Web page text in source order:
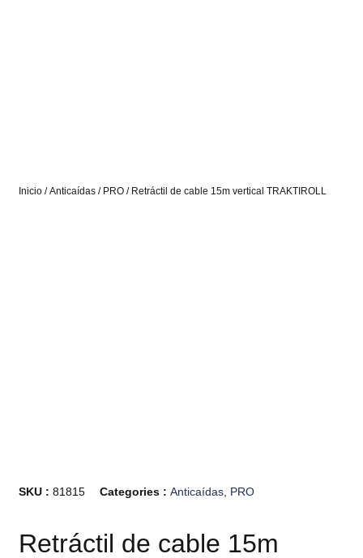
Inicio /Anticaídas / PRO / Retráctil de cable 15m vertical TRAKTIROLL
SKU :81815 Categories :Anticaídas PRO
Retráctil de cable 15m